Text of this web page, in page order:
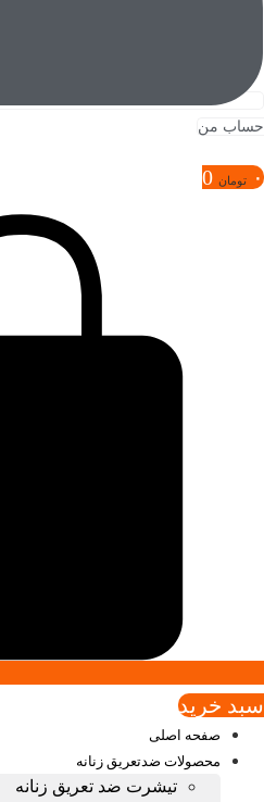
حساب من
۰ تومان 0
سبد خريد
صفحه اصلی
محصولات ضدتعریق زنانه
تیشرت ضد تعریق زنانه